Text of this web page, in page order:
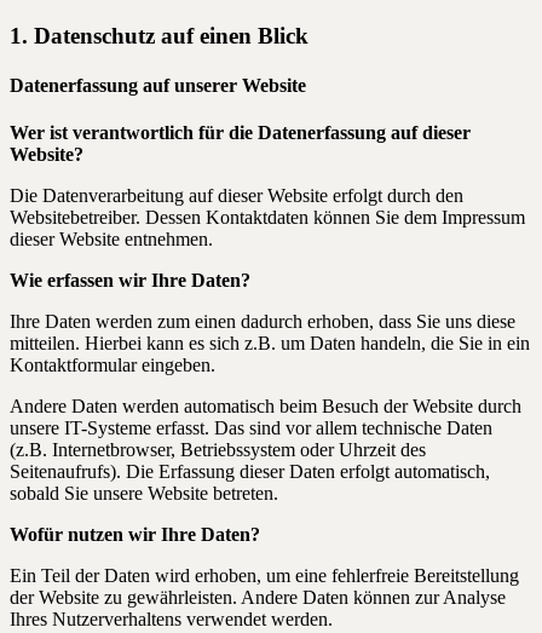
1. Datenschutz auf einen Blick
Datenerfassung auf unserer Website
Wer ist verantwortlich für die Datenerfassung auf dieser
Website?
Die Datenverarbeitung auf dieser Website erfolgt durch den
Websitebetreiber. Dessen Kontaktdaten können Sie dem Impressum
dieser Website entnehmen.
Wie erfassen wir Ihre Daten?
Ihre Daten werden zum einen dadurch erhoben, dass Sie uns diese
mitteilen. Hierbei kann es sich z.B. um Daten handeln, die Sie in ein
Kontaktformular eingeben.
Andere Daten werden automatisch beim Besuch der Website durch
unsere IT-Systeme erfasst. Das sind vor allem technische Daten
(z.B. Internetbrowser, Betriebssystem oder Uhrzeit des
Seitenaufrufs). Die Erfassung dieser Daten erfolgt automatisch,
sobald Sie unsere Website betreten.
Wofür nutzen wir Ihre Daten?
Ein Teil der Daten wird erhoben, um eine fehlerfreie Bereitstellung
der Website zu gewährleisten. Andere Daten können zur Analyse
Ihres Nutzerverhaltens verwendet werden.